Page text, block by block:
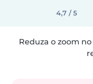
4,7 / 5
Reduza o zoom